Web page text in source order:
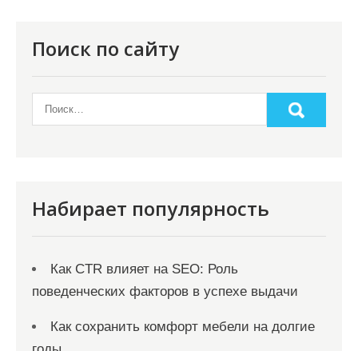
Поиск по сайту
Набирает популярность
Как CTR влияет на SEO: Роль
поведенческих факторов в успехе выдачи
Как сохранить комфорт мебели на долгие